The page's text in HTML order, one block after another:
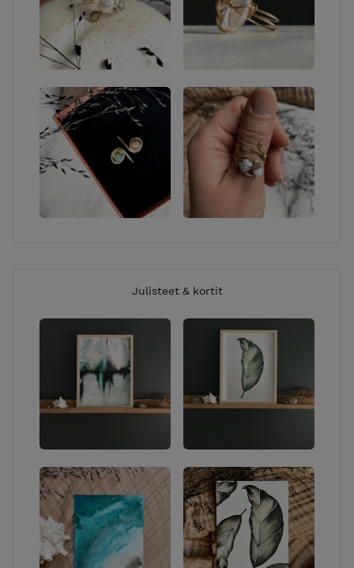
Sähköposti:jenna.remes.artsandcrafts@gmail.com
IG: @jennaremes_artsandcrafts / @jennaremes_art,
FB: Jenna Remes arts & crafts, YouTube: Jenna
Remes arts & crafts
Y-tunnus: 2558581-8
Julisteet & kortit